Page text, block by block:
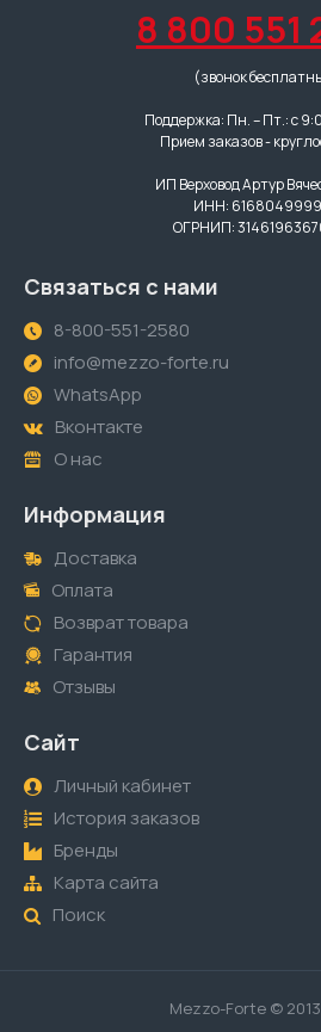
8 800 551
(звонок
Поддержка: Пн. – Пт.: с
Прием заказов -
ИП Верховод Артур
ИНН:
ОГРНИП:
Связаться с нами
8-800-551-2580
info@mezzo-forte.ru
WhatsApp
Вконтакте
О нас
Информация
Доставка
Оплата
Возврат товара
Гарантия
Отзывы
Сайт
Личный кабинет
История заказов
Бренды
Карта сайта
Поиск
Mezzo-Forte ©